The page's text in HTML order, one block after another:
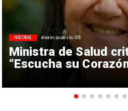
Ministra de Salud
“Escucha su
NACIONAL el martes pasado a las 9:55